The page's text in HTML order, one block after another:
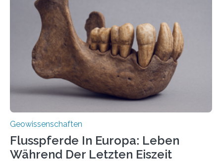
Miriam Christina Reiss, Vulkanseismologin an der
Johannes Gutenberg-Universität Mainz (JGU), und ihr
Team haben am Vulkan Oldoinyo Lengai in Tansania
solche Tremore lokalisiert. „Wir konnten die Tremore
nicht nur nachweisen, sondern ihren Ort in…
Geowissenschaften
Flusspferde In Europa: Leben
Während Der Letzten Eiszeit